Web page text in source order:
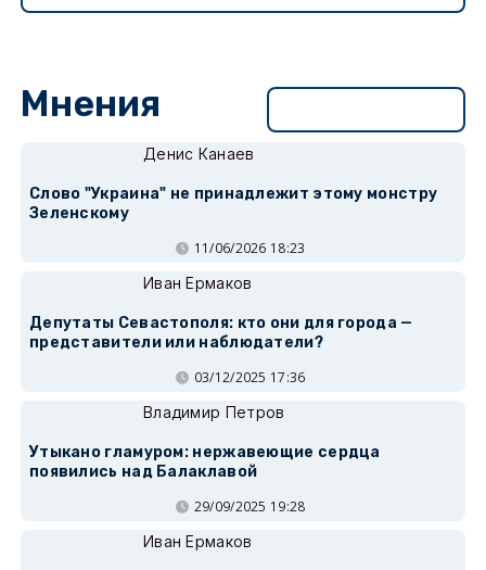
Мнения
Денис Канаев
Слово "Украина" не принадлежит этому монстру
Зеленскому
11/06/2026 18:23
Иван Ермаков
Депутаты Севастополя: кто они для города —
представители или наблюдатели?
03/12/2025 17:36
Владимир Петров
Утыкано гламуром: нержавеющие сердца
появились над Балаклавой
29/09/2025 19:28
Иван Ермаков